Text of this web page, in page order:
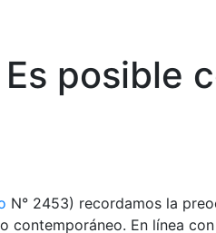
posible
N° 2453) recordamos la
contemporáneo. En línea